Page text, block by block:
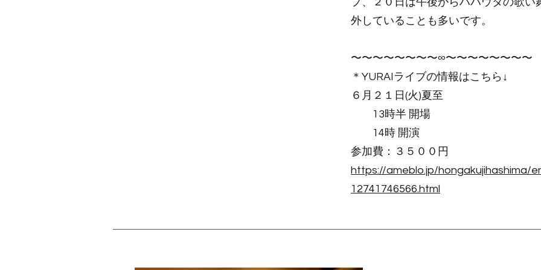
外していることも多いです。
〜〜〜〜〜〜〜〜∞〜〜〜〜〜〜〜〜
＊YURAIライブの情報はこちら↓
６月２１日(火)夏至
13時半 開場
14時 開演
参加費：３５００円
https://ameblo.jp/hongakujihashima/
12741746566.html